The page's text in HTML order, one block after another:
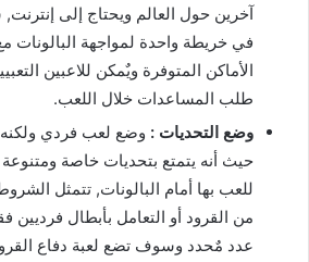
آخرين حول العالم ويحتاج إلى
في خريطة واحدة لمواجهة البالونات
الأماكن المتوفرة ويٌمكن للاعبين
طلب المساعدات خلال اللعب.
وضع التحديات : وضع لعب فردي
حيث أنه يتمتع بتحديات خاصة
للعب بها أمام البالونات, تتمثل
من القرود أو التعامل بأبطال